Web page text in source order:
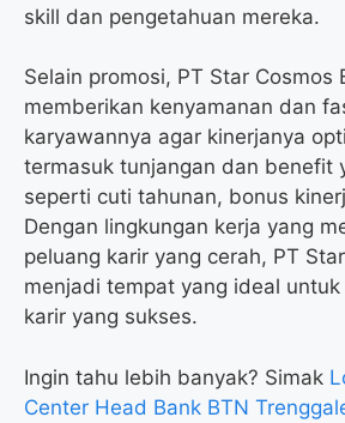
skill dan pengetahuan mereka.
Selain promosi, PT Star Cosmos
memberikan kenyamanan dan
karyawannya agar kinerjanya
termasuk tunjangan dan benefit
seperti cuti tahunan, bonus
Dengan lingkungan kerja yang
peluang karir yang cerah, PT
menjadi tempat yang ideal
karir yang sukses.
Ingin tahu lebih banyak? Simak
Center Head Bank BTN